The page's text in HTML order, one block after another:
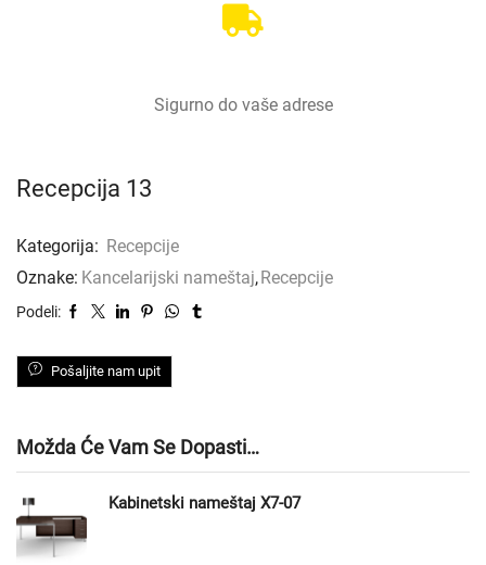
Sigurno do vaše adrese
Recepcija 13
Kategorija: Recepcije
Oznake: Kancelarijski nameštaj,Recepcije
Podeli:
Pošaljite nam upit
Možda Će Vam Se Dopasti…
Kabinetski nameštaj X7-07